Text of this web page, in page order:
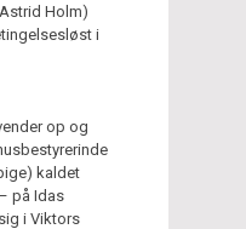
Holm)
i
op og
kaldet
på Idas
i Viktors